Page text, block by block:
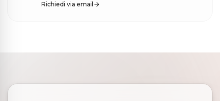
Richiedi via email